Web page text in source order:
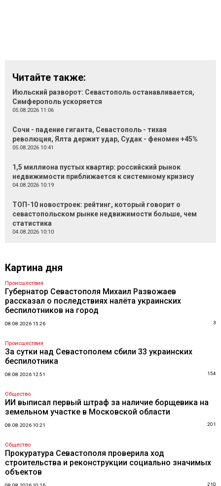
Читайте также:
Июльский разворот: Севастополь останавливается,
Симферополь ускоряется
05.08.2026 11:06
Сочи - падение гиганта, Севастополь - тихая
революция, Ялта держит удар, Судак - феномен +45%
05.08.2026 10:41
1,5 миллиона пустых квартир: российский рынок
недвижимости приближается к системному кризису
04.08.2026 10:19
ТОП-10 новостроек: рейтинг, который говорит о
севастопольском рынке недвижимости больше, чем
статистика
04.08.2026 10:10
Картина дня
Происшествия
Губернатор Севастополя Михаил Развожаев
рассказал о последствиях налёта украинских
беспилотников на город
08.08.2026 15:26 3
Происшествия
За сутки над Севастополем сбили 33 украинских
беспилотника
08.08.2026 12:51 154
Общество
ИИ выписал первый штраф за наличие борщевика на
земельном участке в Московской области
08.08.2026 10:21 201
Общество
Прокуратура Севастополя проверила ход
строительства и реконструкции социально значимых
объектов
210